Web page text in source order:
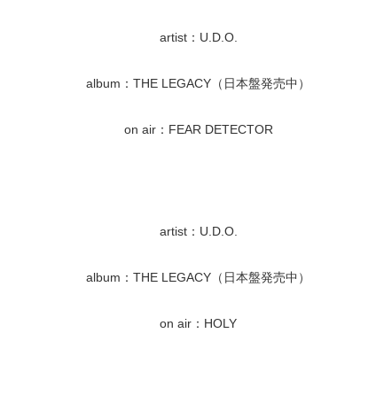
artist：U.D.O.
album：THE LEGACY（日本盤発売中）
on air：FEAR DETECTOR
artist：U.D.O.
album：THE LEGACY（日本盤発売中）
on air：HOLY